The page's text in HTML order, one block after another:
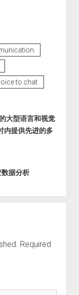
to chat
大型语言和视觉
内提供先进的多
据分析
Required